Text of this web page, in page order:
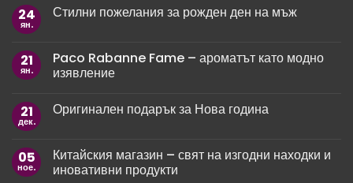
за
за
8
март:
зарадваме
любимите
24
ян.
Стилни пожелания за рожден ден на мъж
Стилни
пожелания
за
на
мъж
21
ян.
Paco Rabanne Fame – ароматът като модно
изявление
за
Paco
–
ароматът
като
21
дек.
Оригинален подарък за Нова година
Оригинален
подарък
за
05
ное.
Китайския магазин – свят на изгодни находки и
иновативни продукти